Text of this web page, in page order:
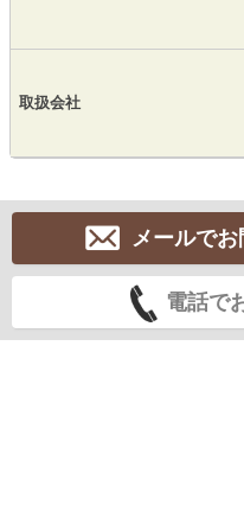
取扱会社
メールで
電話で